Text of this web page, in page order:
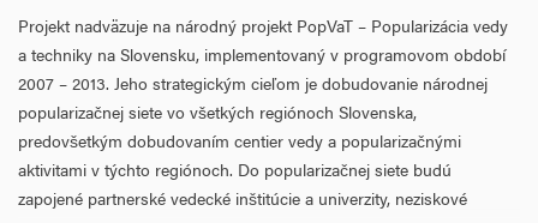
Projekt nadväzuje na národný projekt PopVaT – Popularizácia vedy
a techniky na Slovensku, implementovaný v programovom období
2007 – 2013. Jeho strategickým cieľom je dobudovanie národnej
popularizačnej siete vo všetkých regiónoch Slovenska,
predovšetkým dobudovaním centier vedy a popularizačnými
aktivitami v týchto regiónoch. Do popularizačnej siete budú
zapojené partnerské vedecké inštitúcie a univerzity, neziskové